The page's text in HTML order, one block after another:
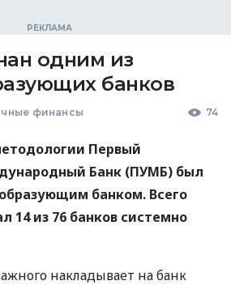
одним из
банков
финансы 74
Первый
Банк (ПУМБ) был
банком. Всего
14 из 76 банков системно
накладывает на банк